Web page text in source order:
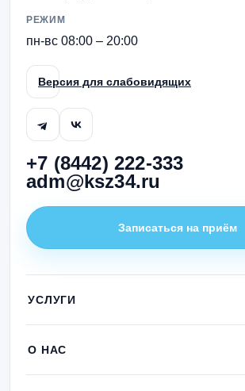
РЕЖИМ
пн-вс 08:00 – 20:00
Версия для слабовидящих
+7 (8442) 222-333
adm@ksz34.ru
Записаться на приём
УСЛУГИ
О НАС